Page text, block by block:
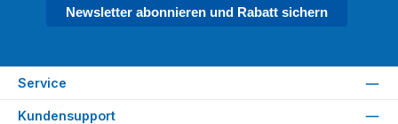
Newsletter abonnieren und Rabatt sichern
Service
Kundensupport